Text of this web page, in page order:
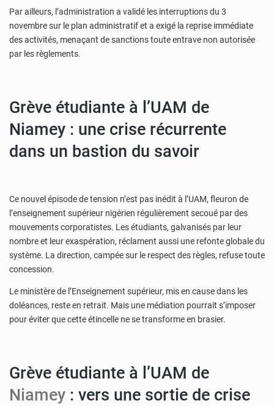
Par ailleurs, l’administration a validé les interruptions du 3
novembre sur le plan administratif et a exigé la reprise immédiate
des activités, menaçant de sanctions toute entrave non autorisée
par les règlements.
Grève étudiante à l’UAM de
Niamey : une crise récurrente
dans un bastion du savoir
Ce nouvel épisode de tension n’est pas inédit à l’UAM, fleuron de
l’enseignement supérieur nigérien régulièrement secoué par des
mouvements corporatistes. Les étudiants, galvanisés par leur
nombre et leur exaspération, réclament aussi une refonte globale du
système. La direction, campée sur le respect des règles, refuse toute
concession.
Le ministère de l’Enseignement supérieur, mis en cause dans les
doléances, reste en retrait. Mais une médiation pourrait s’imposer
pour éviter que cette étincelle ne se transforme en brasier.
Grève étudiante à l’UAM de
Niamey : vers une sortie de crise